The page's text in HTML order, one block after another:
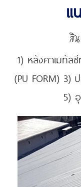
แ
สิ
1) หลังคาเมทั
(PU FORM) 3)
5)